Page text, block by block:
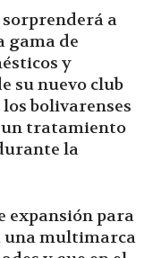
a
gama de
y
su nuevo club
bolivarenses
tratamiento
la
expansión para
una multimarca